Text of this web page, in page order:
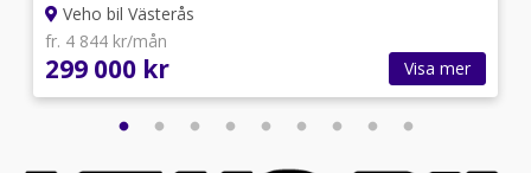
Veho bil Västerås
fr. 4 844 kr/mån
299 000 kr Visa mer